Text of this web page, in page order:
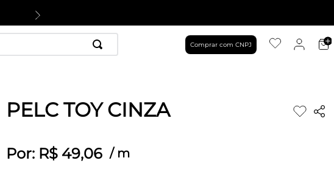
Comprar com CNPJ
PELC TOY CINZA
Por: R$ 49,06 / m